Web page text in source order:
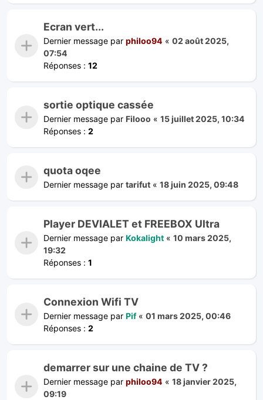
Ecran vert...
Dernier message par philoo94 « 02 août 2025,
07:54
Réponses : 12
sortie optique cassée
Dernier message par Filooo « 15 juillet 2025, 10:34
Réponses : 2
quota oqee
Dernier message par tarifut « 18 juin 2025, 09:48
Player DEVIALET et FREEBOX Ultra
Dernier message par Kokalight « 10 mars 2025,
19:32
Réponses : 1
Connexion Wifi TV
Dernier message par Pif« 01 mars 2025, 00:46
Réponses : 2
demarrer sur une chaine de TV ?
Dernier message par philoo94 « 18 janvier 2025,
09:19